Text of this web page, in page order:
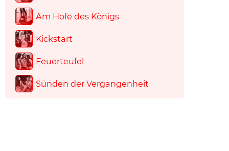
Am Hofe des Königs
Kickstart
Feuerteufel
Sünden der Vergangenheit